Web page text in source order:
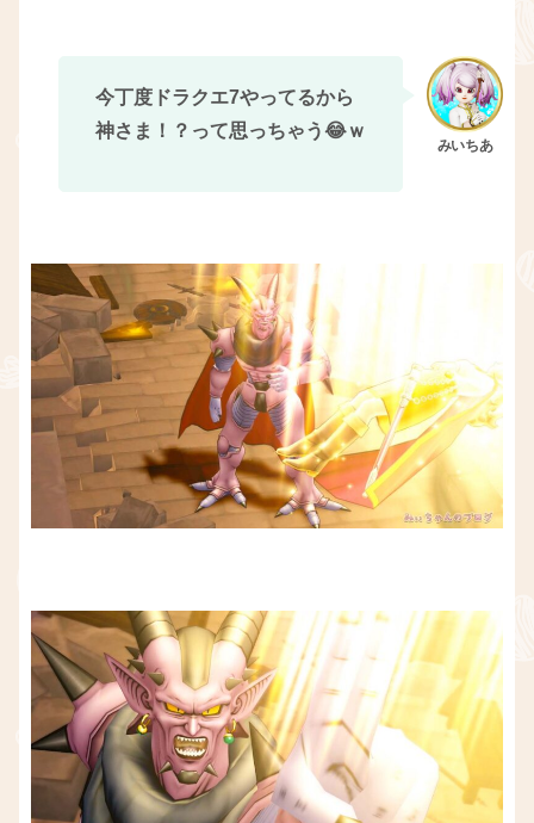
今丁度ドラクエ7やってるから
神さま！？って思っちゃう😂ｗ